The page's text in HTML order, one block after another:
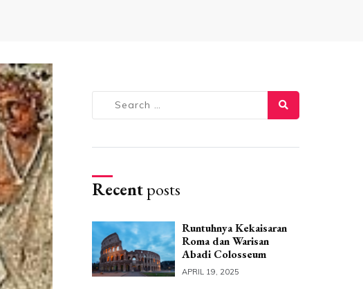
Search
Recentposts
Runtuhnya Kekaisaran
Roma dan Warisan
Abadi Colosseum
APRIL 19, 2025